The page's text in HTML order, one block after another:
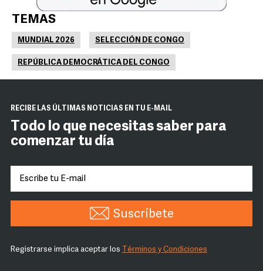
TEMAS
MUNDIAL 2026 SELECCIÓN DE CONGO
REPÚBLICA DEMOCRÁTICA DEL CONGO
RECIBE LAS ÚLTIMAS NOTICIAS EN TU E-MAIL
Todo lo que necesitas saber para
comenzar tu día
Suscríbete
Registrarse implica aceptar los Términos y Condiciones